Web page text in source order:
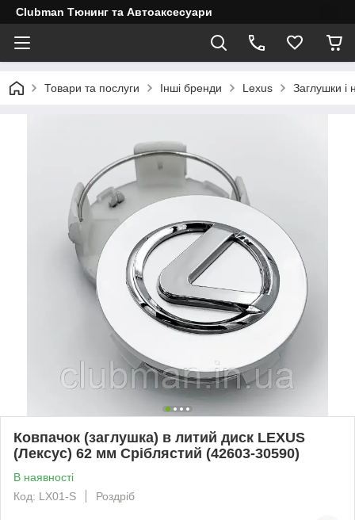
Clubman Тюнинг та Автоаксесуари
Товари та послуги Інші бренди Lexus Заглушки і
Ковпачок (заглушка) в литий диск LEXUS
(Лексус) 62 мм Сріблястий (42603-30590)
В наявності
Код: LX01-S
Роздріб